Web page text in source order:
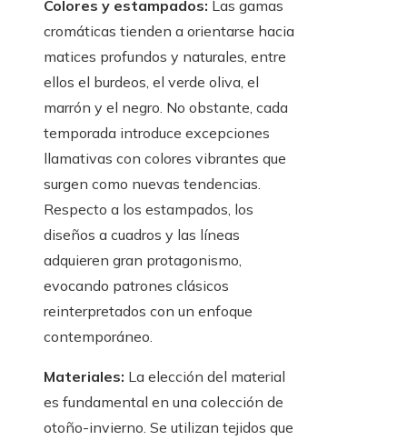
Colores y estampados: Las gamas
cromáticas tienden a orientarse hacia
matices profundos y naturales, entre
ellos el burdeos, el verde oliva, el
marrón y el negro. No obstante, cada
temporada introduce excepciones
llamativas con colores vibrantes que
surgen como nuevas tendencias.
Respecto a los estampados, los
diseños a cuadros y las líneas
adquieren gran protagonismo,
evocando patrones clásicos
reinterpretados con un enfoque
contemporáneo.
Materiales: La elección del material
es fundamental en una colección de
otoño-invierno. Se utilizan tejidos que